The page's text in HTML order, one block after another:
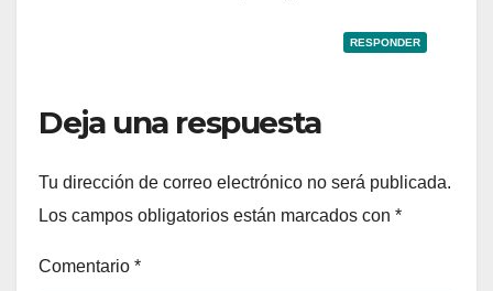
RESPONDER
Deja una respuesta
Tu dirección de correo electrónico no será publicada.
Los campos obligatorios están marcados con *
Comentario *